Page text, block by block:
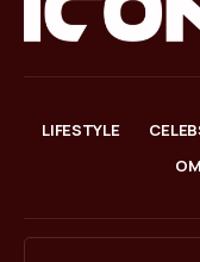
LIFESTYLE